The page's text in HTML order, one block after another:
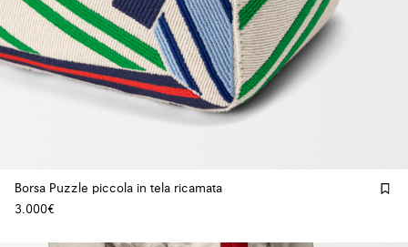
Borsa Puzzle piccola in tela ricamata
3.000€